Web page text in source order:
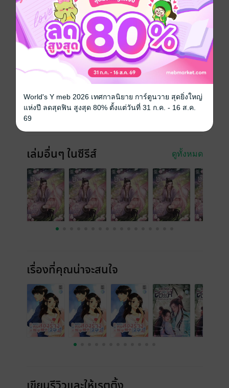
หนังสือแปล นิยายจีนแปล
ซีรีส์ สลับชะตา ชายามือสังหาร
pdf, epub
24 เมษายน 2569
ความยาว 487 หน้า (≈ 103,573 คำ)
เล่มอื่นๆ ในซีรีส์ ดูทั้งหมด
เรื่องที่คุณน่าจะสนใจ
World's Y meb 2026 เทศกาลนิยาย การ์ตูนวาย สุดยิ่งใหญ่
แห่งปี ลดสุดฟิน สูงสุด 80% ตั้งแต่วันที่ 31 ก.ค. - 16 ส.ค.
69